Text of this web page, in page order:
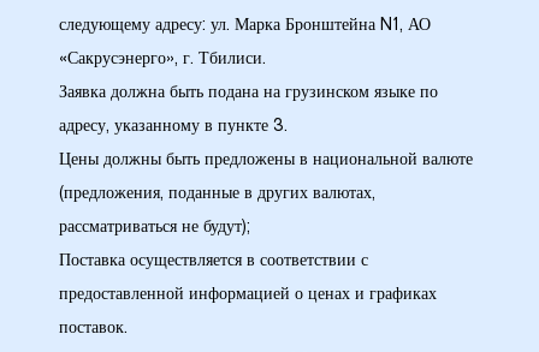
следующему адресу: ул. Марка Бронштейна N1, АО
«Сакрусэнерго», г. Тбилиси.
Заявка должна быть подана на грузинском языке по
адресу, указанному в пункте 3.
Цены должны быть предложены в национальной валюте
(предложения, поданные в других валютах,
рассматриваться не будут);
Поставка осуществляется в соответствии с
предоставленной информацией о ценах и графиках
поставок.